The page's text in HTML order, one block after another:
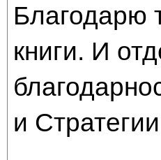
Благодарю
книги. И
и